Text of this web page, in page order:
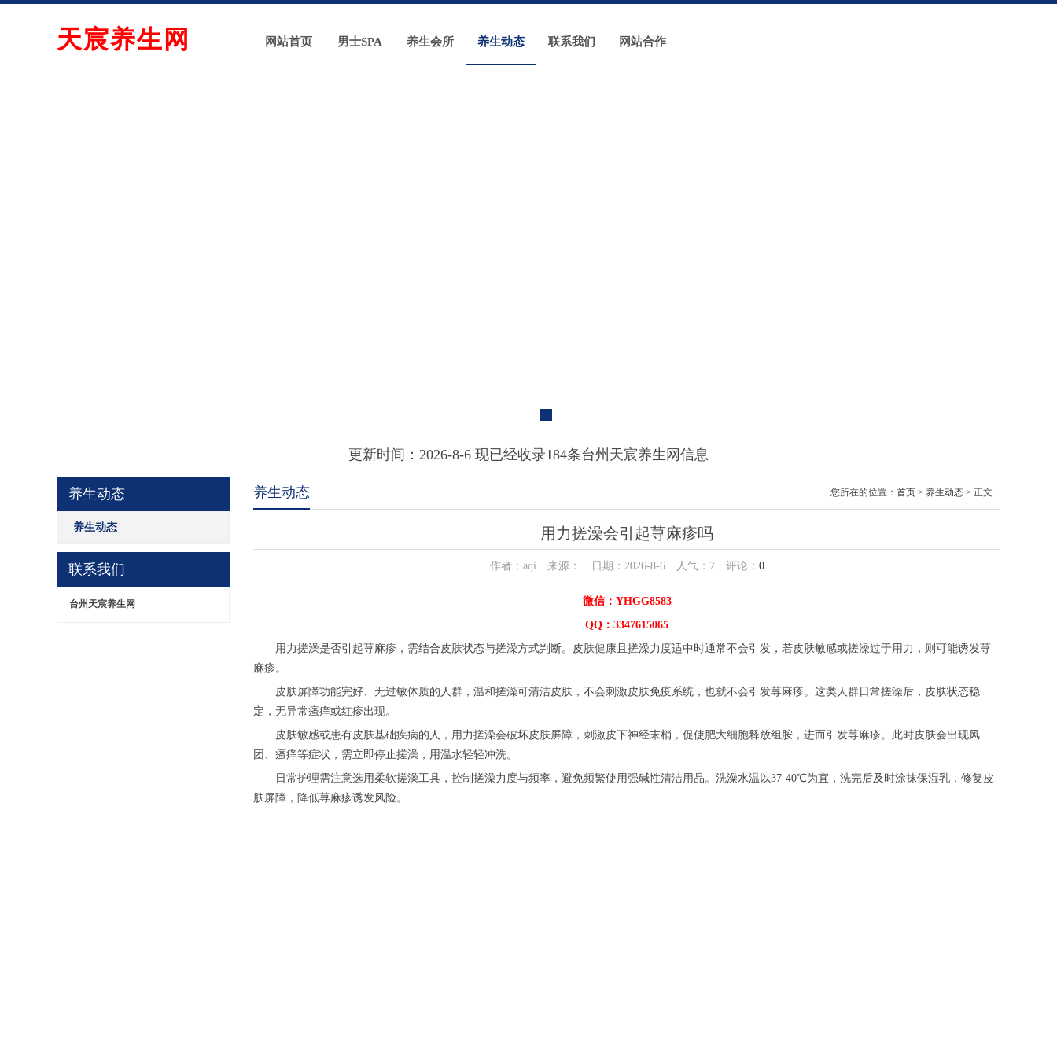
天宸养生网 网站首页 男士SPA 养生会所 养生动态 联系我们 网站合作
更新时间：2026-8-6 现已经收录184条台州天宸养生网信息
养生动态
养生动态
联系我们
台州天宸养生网
养生动态 您所在的位置： 首页 > 养生动态 > 正文
用力搓澡会引起荨麻疹吗
作者：aqi 来源： 日期：2026-8-6 人气： 7评论： 0
微信：YHGG8583
QQ：3347615065
用力搓澡是否引起荨麻疹，需结合皮肤状态与搓澡方式判断。皮肤健康且搓澡力度适中时通常不会引发，若皮肤敏感或搓澡过于用力，则可能诱发荨
麻疹。
皮肤屏障功能完好、无过敏体质的人群，温和搓澡可清洁皮肤，不会刺激皮肤免疫系统，也就不会引发荨麻疹。这类人群日常搓澡后，皮肤状态稳
定，无异常瘙痒或红疹出现。
皮肤敏感或患有皮肤基础疾病的人，用力搓澡会破坏皮肤屏障，刺激皮下神经末梢，促使肥大细胞释放组胺，进而引发荨麻疹。此时皮肤会出现风
团、瘙痒等症状，需立即停止搓澡，用温水轻轻冲洗。
日常护理需注意选用柔软搓澡工具，控制搓澡力度与频率，避免频繁使用强碱性清洁用品。洗澡水温以37-40℃为宜，洗完后及时涂抹保湿乳，修复皮
肤屏障，降低荨麻疹诱发风险。